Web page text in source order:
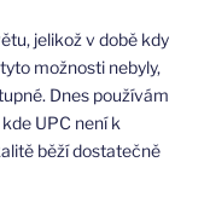
jelikož v době kdy
možnosti nebyly,
Dnes používám
UPC není k
běží dostatečně